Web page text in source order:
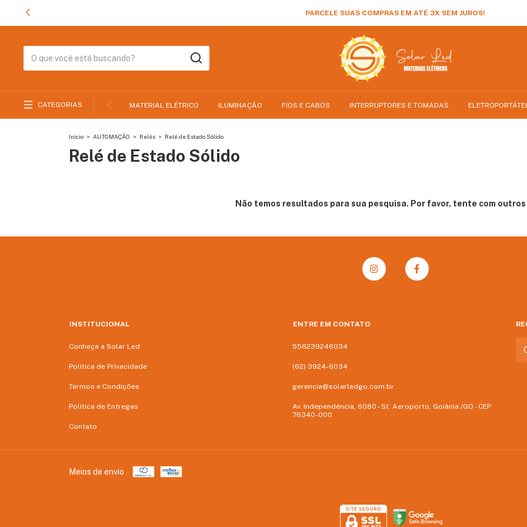
PARCELE SUAS COMPRAS EM ATÉ 3X SEM JUROS!
CATEGORIAS MATERIAL ELÉTRICO ILUMINAÇÃO FIOS E CABOS INTERRUPTORES E TOMADAS
Início > AUTOMAÇÃO > Relés > Relé de Estado Sólido
Relé de Estado Sólido
Não temos resultados para sua pesquisa. Por favor, tente com
INSTITUCIONAL
Conheça a Solar Led
Política de Privacidade
Termos e Condições
Política de Entregas
Contato
ENTRE EM CONTATO
556239246034
(62) 3924-6034
gerencia@solarledgo.com.br
Av. Independência, 6080 - St. Aeroporto, Goiânia /GO - CEP
76340-000
Meios de envio